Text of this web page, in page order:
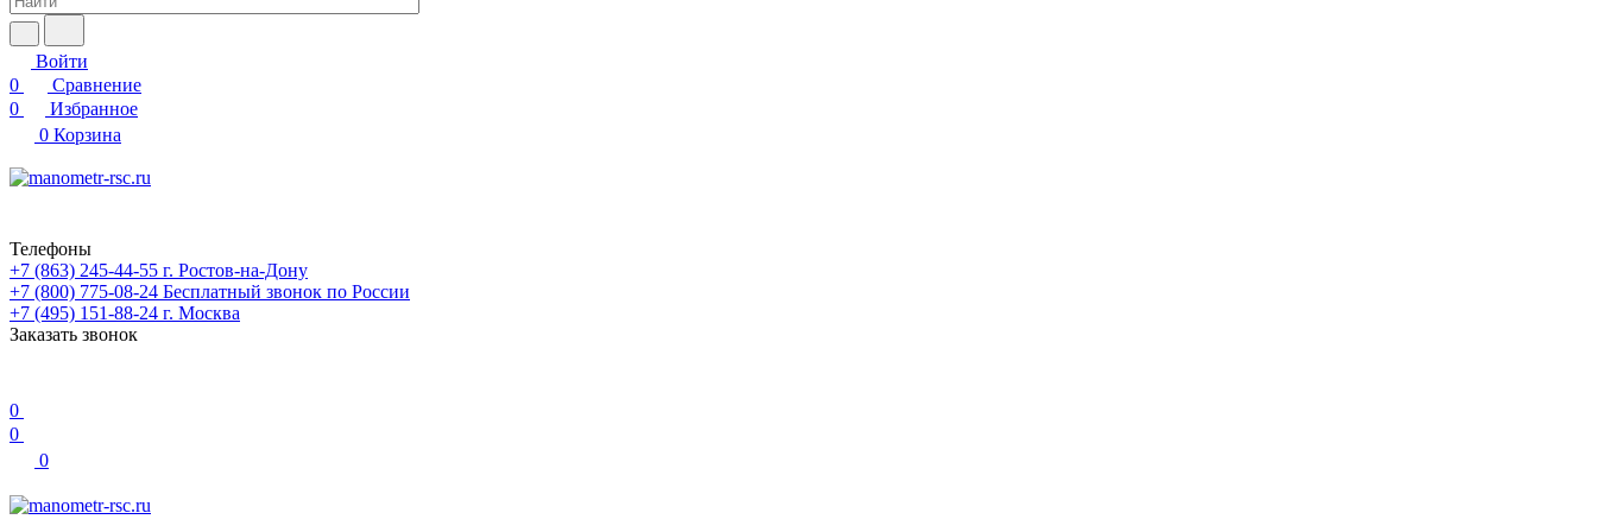
Войти
0
Сравнение
0
Избранное
0 Корзина
Телефоны
+7 (863) 245-44-55 г. Ростов-на-Дону
+7 (800) 775-08-24 Бесплатный звонок по России
+7 (495) 151-88-24 г. Москва
Заказать звонок
0
0
0